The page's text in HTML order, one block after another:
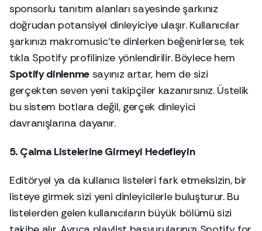
sponsorlu tanıtım alanları sayesinde şarkınız
doğrudan potansiyel dinleyiciye ulaşır. Kullanıcılar
şarkınızı makromusic'te dinlerken beğenirlerse, tek
tıkla Spotify profilinize yönlendirilir. Böylece hem
Spotify dinlenmesayınız artar, hem de sizi
gerçekten seven yeni takipçiler kazanırsınız. Üstelik
bu sistem botlara değil, gerçek dinleyici
davranışlarına dayanır.
5. Çalma Listelerine Girmeyi Hedefleyin
Editöryel ya da kullanıcı listeleri fark etmeksizin, bir
listeye girmek sizi yeni dinleyicilerle buluşturur. Bu
listelerden gelen kullanıcıların büyük bölümü sizi